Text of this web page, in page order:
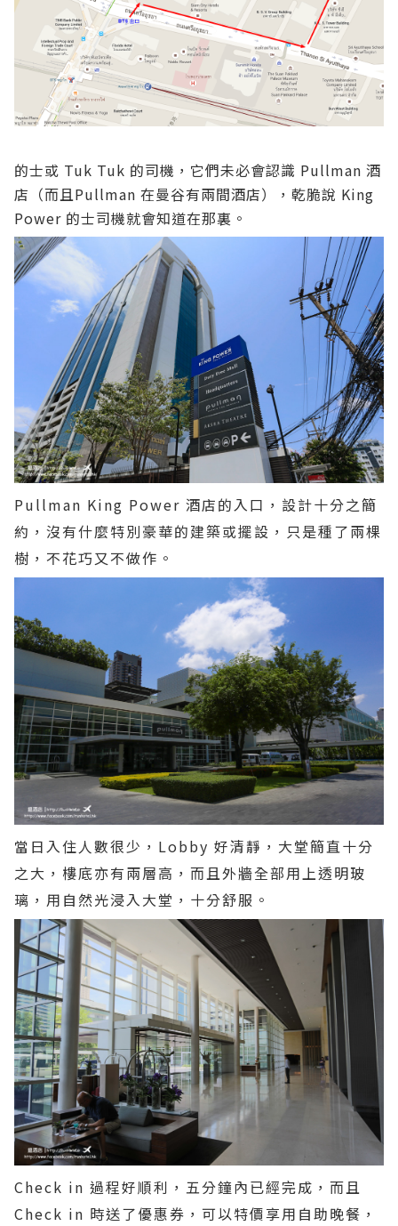
的士或 Tuk Tuk 的司機，它們未必會認識 Pullman 酒
店（而且Pullman 在曼谷有兩間酒店），乾脆說 King
Power 的士司機就會知道在那裏。
Pullman King Power 酒店的入口，設計十分之簡
約，沒有什麼特別豪華的建築或擺設，只是種了兩棵
樹，不花巧又不做作。
當日入住人數很少，Lobby 好清靜，大堂簡直十分
之大，樓底亦有兩層高，而且外牆全部用上透明玻
璃，用自然光浸入大堂，十分舒服。
Check in 過程好順利，五分鐘內已經完成，而且
Check in 時送了優惠券，可以特價享用自助晚餐，